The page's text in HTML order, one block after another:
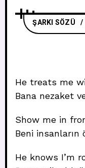
ŞARKI SÖZÜ
He treats me
Bana nezaket
Show me in
Beni insanların
He knows I’m